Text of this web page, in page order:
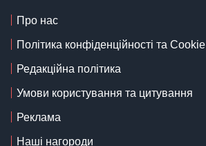
Про нас
Політика конфіденційності та Cookie
Редакційна політика
Умови користування та цитування
Реклама
Наші нагороди